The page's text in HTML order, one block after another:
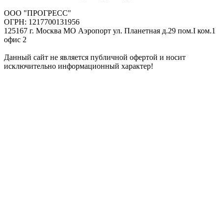
ООО "ПРОГРЕСС"
ОГРН: 1217700131956
125167 г. Москва МО Аэропорт ул. Планетная д.29 пом.I ком.1
офис 2
Данный сайт не является публичной офертой и носит
исключительно информационный характер!